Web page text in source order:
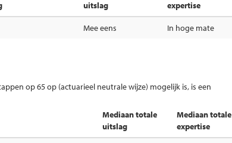
uitslag
expertise
Mee eens In hoge mate
op 65 op (actuarieel neutrale wijze) mogelijk is, is een
Mediaan totale
uitslag
Mediaan totale
expertise